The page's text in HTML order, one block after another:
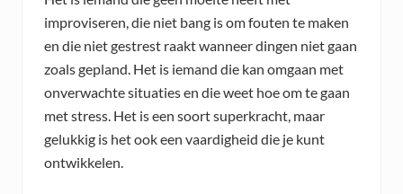
improviseren, die niet bang is om fouten te maken
en die niet gestrest raakt wanneer dingen niet gaan
zoals gepland. Het is iemand die kan omgaan met
onverwachte situaties en die weet hoe om te gaan
met stress. Het is een soort superkracht, maar
gelukkig is het ook een vaardigheid die je kunt
ontwikkelen.